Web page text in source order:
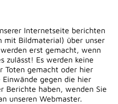
Internetseite berichten
mit Bildmaterial) über unser
erst gemacht, wenn
zulässt! Es werden keine
Toten gemacht oder hier
gegen die hier
Berichte haben, wenden Sie
unseren Webmaster.